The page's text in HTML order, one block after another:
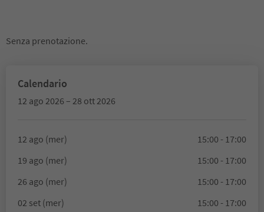
Senza prenotazione.
Calendario
12 ago 2026 – 28 ott 2026
12 ago (mer)
15:00 - 17:00
19 ago (mer)
15:00 - 17:00
26 ago (mer)
15:00 - 17:00
02 set (mer)
15:00 - 17:00